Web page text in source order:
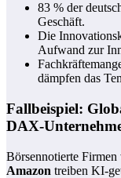
83 % der
Geschäft.
Die
Aufwand zur
dämpfen das
Fallbeispiel:
DAX-
Börsennotierte Firmen
Amazon treiben KI-